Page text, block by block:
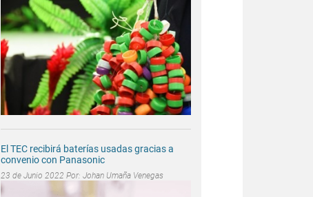
El TEC recibirá baterías usadas gracias a
convenio con Panasonic
23 de Junio 2022 Por: Johan Umaña Venegas